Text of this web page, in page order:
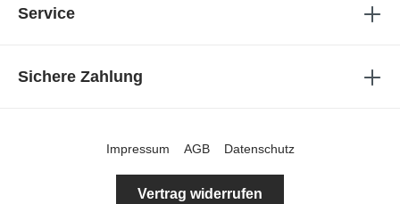
Service
Sichere Zahlung
Impressum AGB Datenschutz
Vertrag widerrufen